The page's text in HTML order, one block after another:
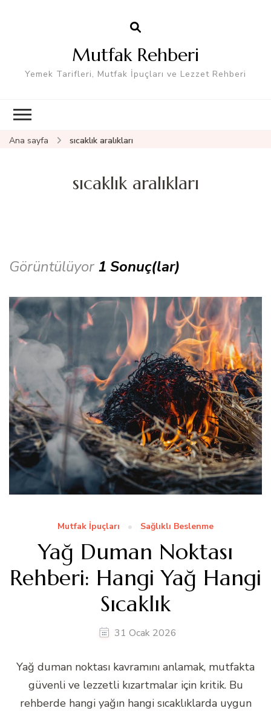
Mutfak Rehberi
Yemek Tarifleri, Mutfak İpuçları ve Lezzet Rehberi
Ana sayfa sıcaklık aralıkları
sıcaklık aralıkları
Görüntülüyor 1 Sonuç(lar)
Mutfak İpuçları Sağlıklı Beslenme
Yağ Duman Noktası
Rehberi: Hangi Yağ Hangi
Sıcaklık
31 Ocak 2026
Yağ duman noktası kavramını anlamak, mutfakta
güvenli ve lezzetli kızartmalar için kritik. Bu
rehberde hangi yağın hangi sıcaklıklarda uygun